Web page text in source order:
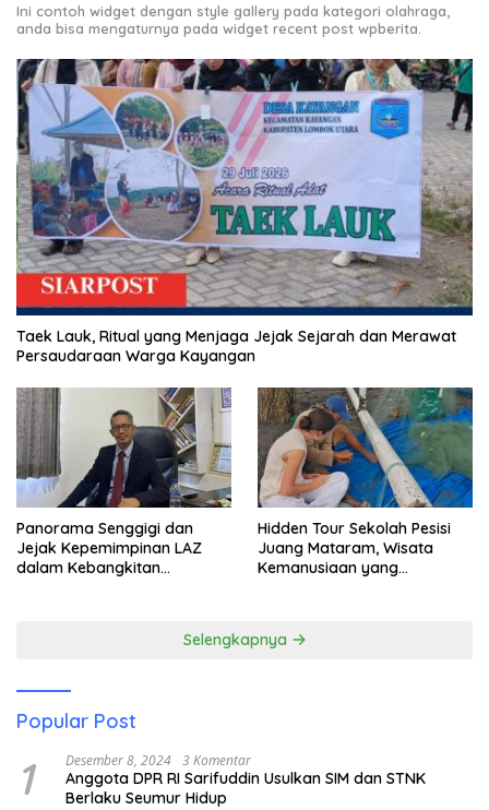
Ini contoh widget dengan style gallery pada kategori olahraga,
anda bisa mengaturnya pada widget recent post wpberita.
Taek Lauk, Ritual yang Menjaga Jejak Sejarah dan Merawat
Persaudaraan Warga Kayangan
Panorama Senggigi dan
Jejak Kepemimpinan LAZ
dalam Kebangkitan
Hidden Tour Sekolah Pesisi
Juang Mataram, Wisata
Kemanusiaan yang
Selengkapnya
Popular Post
1 Desember 8, 2024 3 Komentar
Anggota DPR RI Sarifuddin Usulkan SIM dan STNK
Berlaku Seumur Hidup